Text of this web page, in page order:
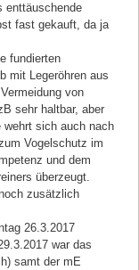
enttäuschende
fast gekauft, da ja
fundierten
mit Legeröhren aus
von
sehr haltbar, aber
sich auch nach
Vogelschutz im
und dem
überzeugt.
zusätzlich
26.3.2017
war das
samt der mE